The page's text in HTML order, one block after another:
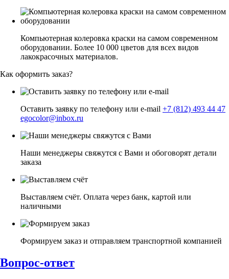
Компьютерная колеровка краски на самом современном
оборудовании. Более 10 000 цветов для всех видов
лакокрасочных материалов.
Как оформить заказ?
Оставить заявку по телефону или e-mail +7 (812) 493 44 47
egocolor@inbox.ru
Наши менеджеры свяжутся с Вами и обоговорят детали
заказа
Выставляем счёт. Оплата через банк, картой или
наличными
Формируем заказ и отправляем транспортной компанией
Вопрос-ответ